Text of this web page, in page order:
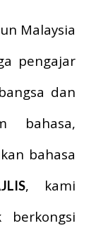
Malaysia
pengajar
dan
bahasa,
bahasa
, kami
berkongsi